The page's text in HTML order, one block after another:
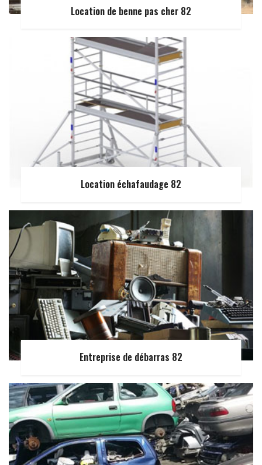
Location de benne pas cher 82
Location échafaudage 82
Entreprise de débarras 82